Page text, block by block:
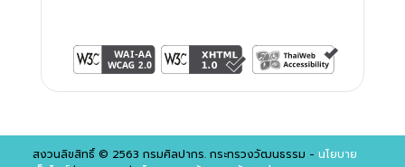
สงวนลิขสิทธิ์ © 2563 กรมศิลปากร. กระทรวงวัฒนธรรม - นโยบาย